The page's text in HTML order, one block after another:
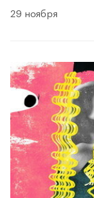
29 ноября